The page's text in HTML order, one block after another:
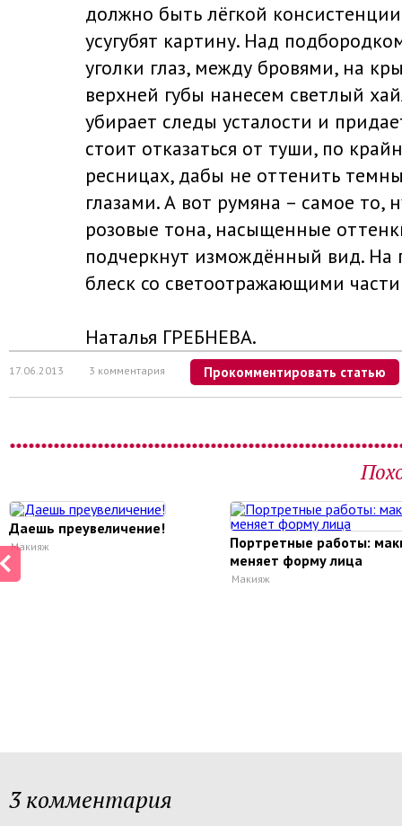
должно быть лёгкой
усугубят картину. Над
уголки глаз, между бровями, на
верхней губы нанесем светлый
убирает следы усталости и
стоит отказаться от туши, по
ресницах, дабы не оттенить
глазами. А вот румяна – самое то,
розовые тона, насыщенные
подчеркнут измождённый вид. На
блеск со светоотражающими
Наталья ГРЕБНЕВА.
17.06.2013 3 комментария Прокомментировать статью
Даешь преувеличение!
Макияж
Портретные работы:
меняет форму лица
Макияж
3 комментария